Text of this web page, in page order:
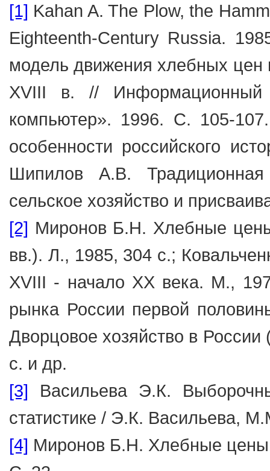
[1] Kahan A. The Plow, the
Eighteenth-Century Russia.
модель движения хлебных цен
XVIII в. // Информационный
компьютер». 1996. С. 105-
особенности российского
Шипилов А.В. Традиционная
сельское хозяйство и
[2] Миронов Б.Н. Хлебные
вв.). Л., 1985, 304 с.;
XVIII - начало XX века. М.,
рынка России первой
Дворцовое хозяйство в
с. и др.
[3] Васильева Э.К.
статистике / Э.К. Васильева,
[4] Миронов Б.Н. Хлебные